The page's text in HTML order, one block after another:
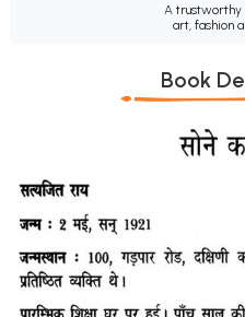
A trustworthy
art, fashion
Book